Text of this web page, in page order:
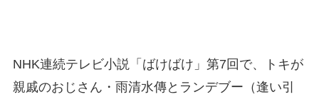
NHK連続テレビ小説「ばけばけ」第7回で、トキが
親戚のおじさん・雨清水傳とランデブー（逢い引